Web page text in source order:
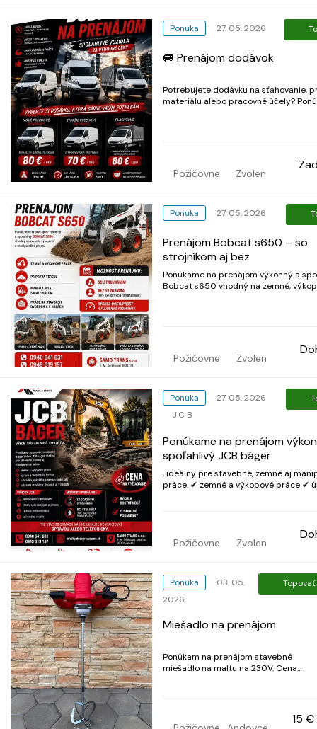
Ponuka 27. 05. 2026
🚐 Prenájom dodávok
Potrebujete dodávku na sťahovanie,
materiálu alebo pracovné účely?
Požičovne Zvolen
Ponuka 27. 05. 2026
Prenájom Bobcat s650 – so
strojníkom aj bez
Ponúkame na prenájom výkonný a
Bobcat s650 vhodný na zemné,
Požičovne Zvolen
Ponuka
27. 05. 2026
JCB
Ponúkame na prenájom
spoľahlivý JCB báger
, ideálny pre stavebné, zemné aj
práce. ✔ zemné a výkopové práce ✔ úprava a
výkon a spoľahlivosť • vhodný aj do
Požičovne Zvolen
Ponuka
03. 05.
2026
Topovať
Miešadlo na prenájom
Ponúkam na prenájom stavebné
miešadlo na maltu na 230V. Cena
15 €